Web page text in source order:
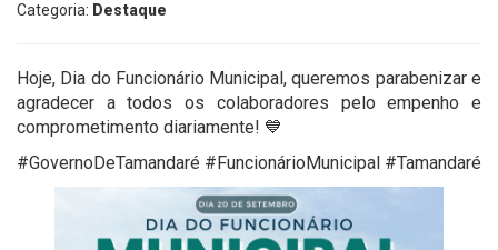
Categoria: Destaque
Hoje, Dia do Funcionário Municipal, queremos parabenizar e
agradecer a todos os colaboradores pelo empenho e
comprometimento diariamente! 💙
#GovernoDeTamandaré #FuncionárioMunicipal #Tamandaré